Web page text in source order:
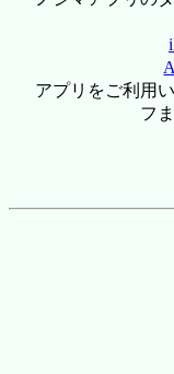
アプリをご利用
フ